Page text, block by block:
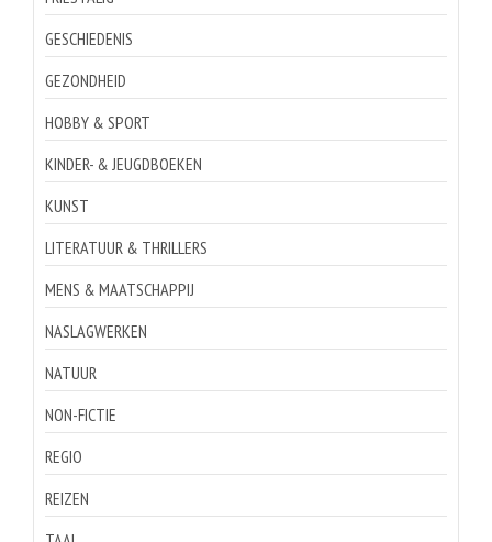
GESCHIEDENIS
GEZONDHEID
HOBBY & SPORT
KINDER- & JEUGDBOEKEN
KUNST
LITERATUUR & THRILLERS
MENS & MAATSCHAPPIJ
NASLAGWERKEN
NATUUR
NON-FICTIE
REGIO
REIZEN